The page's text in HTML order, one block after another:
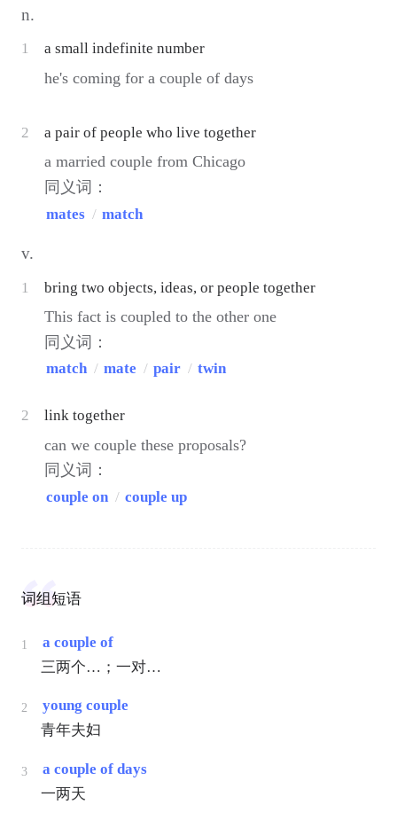
n.
1 a small indefinite number
he's coming for a couple of days
2 a pair of people who live together
a married couple from Chicago
同义词：
mates / match
v.
1 bring two objects, ideas, or people together
This fact is coupled to the other one
同义词：
match / mate / pair / twin
2 link together
can we couple these proposals?
同义词：
couple on / couple up
词组短语
1
a couple of
三两个…；一对…
2
young couple
青年夫妇
3
a couple of days
一两天